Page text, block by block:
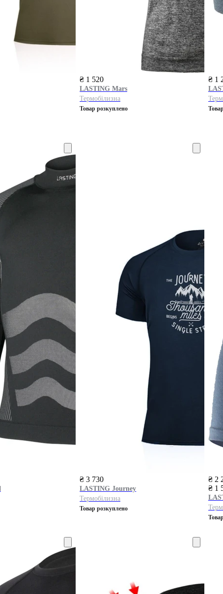
₴ 1 520
LASTING Mars
Термобілизна
Товар розкуплено
₴ 1
₴ 3 730
LASTING Journey
Термобілизна
Товар розкуплено
₴ 2
₴ 1